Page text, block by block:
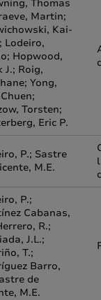
Thomas
Martin;
Kai‐
Lodeiro,
Hopwood,
J.; Roig,
Yong,
Torsten;
Eric P.
P.; Sastre
M.E.
P.;
Cabanas,
R.;
J.L.;
T.;
Barro,
de
M.E.